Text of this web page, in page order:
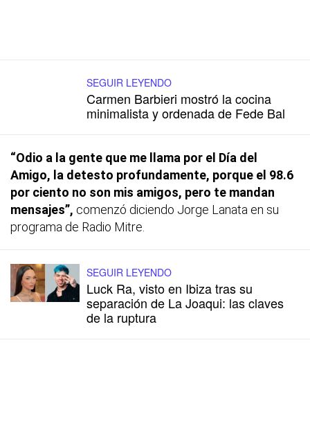
SEGUIR LEYENDO
Carmen Barbieri mostró la cocina
minimalista y ordenada de Fede Bal
“Odio a la gente que me llama por el Día del
Amigo, la detesto profundamente, porque el 98.6
por ciento no son mis amigos, pero te mandan
mensajes”, comenzó diciendo Jorge Lanata en su
programa de Radio Mitre.
SEGUIR LEYENDO
Luck Ra, visto en Ibiza tras su
separación de La Joaqui: las claves
de la ruptura